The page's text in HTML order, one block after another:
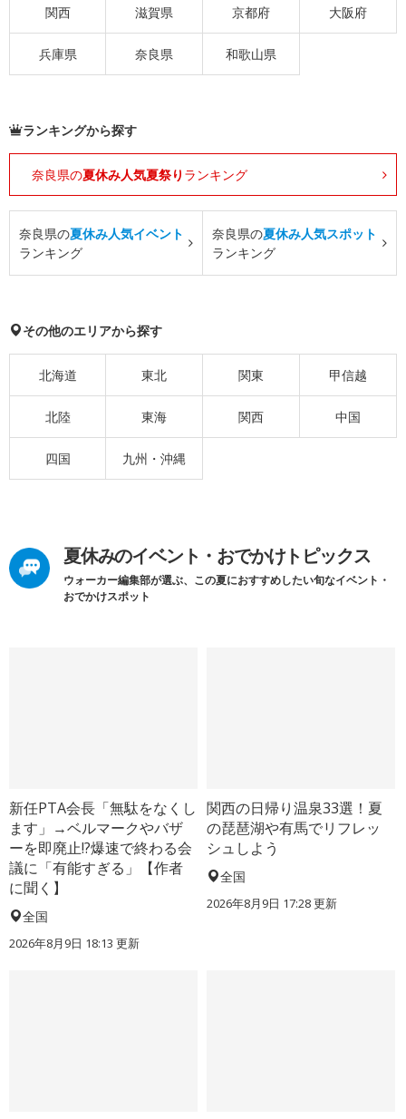
関西 滋賀県 京都府 大阪府
兵庫県 奈良県 和歌山県
ランキングから探す
奈良県の夏休み人気夏祭り ランキング
奈良県の夏休み人気イベント
ランキング
奈良県の夏休み人気スポット
ランキング
その他のエリアから探す
北海道 東北 関東 甲信越
北陸 東海 関西 中国
四国 九州・沖縄
夏休みのイベント・おでかけトピックス
ウォーカー編集部が選ぶ、この夏におすすめしたい旬なイベント・
おでかけスポット
新任PTA会長「無駄をなくし
ます」→ベルマークやバザ
ーを即廃止!?爆速で終わる会
議に「有能すぎる」【作者
に聞く】
全国
2026年8月9日 18:13 更新
関西の日帰り温泉33選！夏
の琵琶湖や有馬でリフレッ
シュしよう
全国
2026年8月9日 17:28更新